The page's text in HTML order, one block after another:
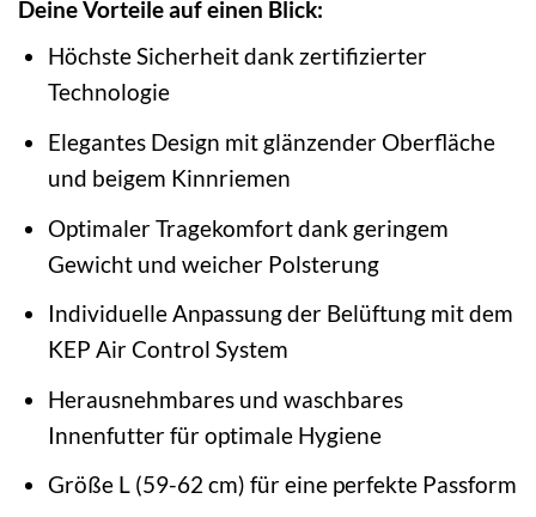
Deine Vorteile auf einen Blick:
Höchste Sicherheit dank zertifizierter
Technologie
Elegantes Design mit glänzender Oberfläche
und beigem Kinnriemen
Optimaler Tragekomfort dank geringem
Gewicht und weicher Polsterung
Individuelle Anpassung der Belüftung mit dem
KEP Air Control System
Herausnehmbares und waschbares
Innenfutter für optimale Hygiene
Größe L (59-62 cm) für eine perfekte Passform